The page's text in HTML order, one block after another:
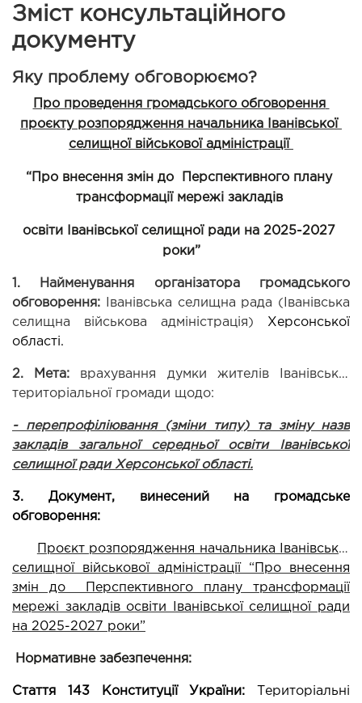
Зміст консультаційного
документу
Яку проблему обговорюємо?
Про проведення громадського обговорення
проєкту розпорядження начальника Іванівської
селищної військової адміністрації
“Про внесення змін до  Перспективного плану
трансформації мережі закладів
освіти Іванівської селищної ради на 2025-2027
роки”
1. Найменування організатора громадського
обговорення:
Іванівська селищна рада (Іванівська
селищна військова адміністрація) Херсонської
області.
2. Мета: врахування думки жителів Іванівської
територіальної громади щодо:
- перепрофіліювання (зміни типу) та зміну назв
закладів загальної середньої освіти Іванівської
селищної ради Херсонської області.
3. Документ, винесений на громадське
обговорення:
Проєкт розпорядження начальника Іванівської
селищної військової адміністрації “Про внесення
змін до  Перспективного плану трансформації
мережі закладів освіти Іванівської селищної ради
на 2025-2027 роки”
Нормативне забезпечення:
Стаття 143 Конституції України:
Територіальні